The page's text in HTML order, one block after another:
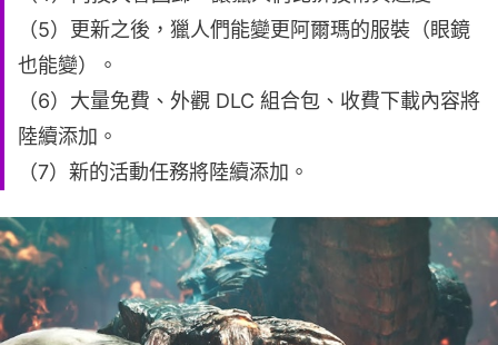
（5）更新之後，獵人們能變更阿爾瑪的服裝（眼鏡
也能變）。
（6）大量免費、外觀 DLC 組合包、收費下載內容將
陸續添加。
（7）新的活動任務將陸續添加。